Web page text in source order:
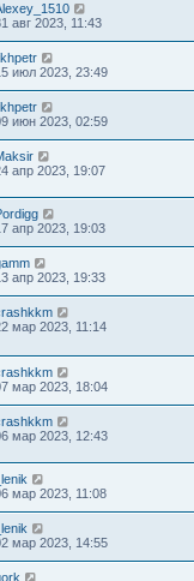
авг 2023, 11:43
июл 2023, 23:49
июн 2023, 02:59
апр 2023, 19:07
апр 2023, 19:03
апр 2023, 19:33
мар 2023, 11:14
мар 2023, 18:04
мар 2023, 12:43
_lenik
мар 2023, 11:08
_lenik
мар 2023, 14:55